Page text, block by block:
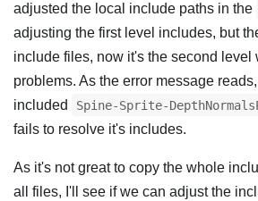
adjusted the local include paths in the
adjusting the first level includes, but
include files, now it's the second level
problems. As the error message
included
Spine-Sprite-
fails to resolve it's includes.
As it's not great to copy the whole
all files, I'll see if we can adjust the